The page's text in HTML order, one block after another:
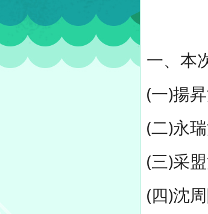
一、本
(一)揚
(二)永
(三)采
(四)沈